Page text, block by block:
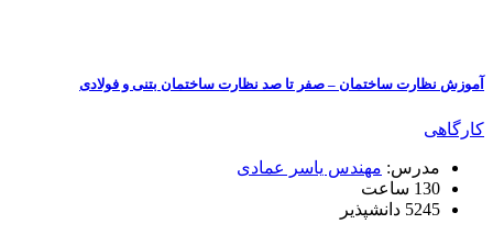
آموزش نظارت ساختمان – صفر تا صد نظارت ساختمان بتنی و فولادی
کارگاهی
مدرس: مهندس یاسر عمادی
130 ساعت
5245 دانشپذیر